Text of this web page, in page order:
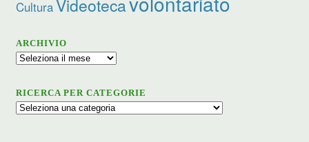
CulturaVideoteca
ARCHIVIO
Archivio
RICERCA PER CATEGORIE
Ricerca